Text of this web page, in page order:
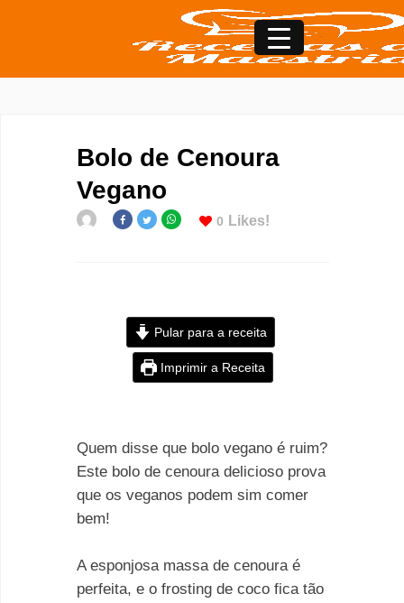
Bolo de Cenoura
Vegano
0 Likes!
Pular para a receita
Imprimir a Receita
Quem disse que bolo vegano é ruim?
Este bolo de cenoura delicioso prova
que os veganos podem sim comer
bem!
A esponjosa massa de cenoura é
perfeita, e o frosting de coco fica tão